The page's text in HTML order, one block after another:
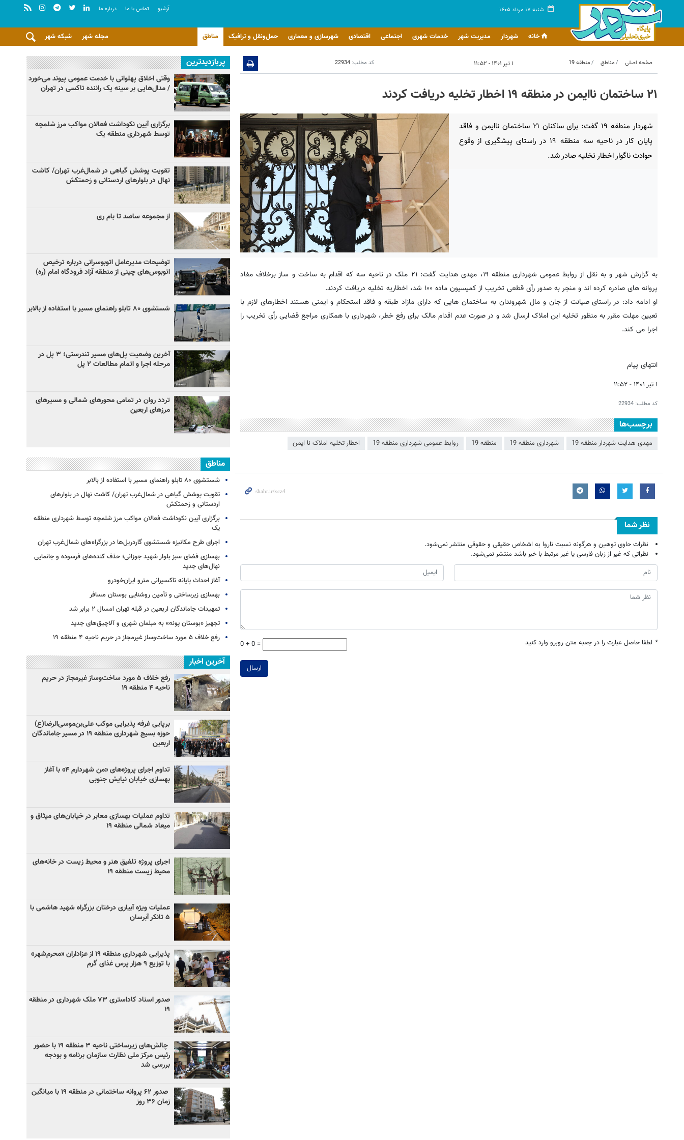
شنبه ۱۷ مرداد ۱۴۰۵ آرشيو تماس با ما درباره ما
خانه شهردار مدیریت شهر خدمات شهری اجتماعی اقتصادی شهرسازی و معماری حمل‌ونقل و ترافیک مناطق شبکه شهر مجله شهر
صفحه اصلی مناطق منطقه 19 ۱ تیر ۱۴۰۱ - ۱۱:۵۲ کد مطلب: 22934
۲۱ ساختمان ناایمن در منطقه ۱۹ اخطار تخلیه دریافت کردند
شهردار منطقه ۱۹ گفت: برای ساکنان ۲۱ ساختمان ناایمن و فاقد
پایان کار در ناحیه سه منطقه ۱۹ در راستای پیشگیری از وقوع
حوادث ناگوار اخطار تخلیه صادر شد.
به گزارش شهر و به نقل از روابط عمومی شهرداری منطقه ۱۹، مهدی هدایت گفت: ۲۱ ملک در ناحیه سه که اقدام به ساخت و ساز برخلاف مفاد
پروانه های صادره کرده اند و منجر به صدور رأی قطعی تخریب از کمیسیون ماده ۱۰۰ شد، اخطاریه تخلیه دریافت کردند.
او ادامه داد: در راستای صیانت از جان و مال شهروندان به ساختمان هایی که دارای مازاد طبقه و فاقد استحکام و ایمنی هستند اخطارهای لازم با
تعیین مهلت مقرر به منظور تخلیه این املاک ارسال شد و در صورت عدم اقدام مالک برای رفع خطر، شهرداری با همکاری مراجع قضایی رأی تخریب را
اجرا می کند.
انتهای پیام
۱ تیر ۱۴۰۱ - ۱۱:۵۲
کد مطلب: 22934
برچسب‌ها
مهدی هدایت شهردار منطقه 19 شهرداری منطقه 19 منطقه 19 روابط عمومی شهرداری منطقه 19 اخطار تخلیه املاک نا ایمن
نظر شما
نظرات حاوی توهین و هرگونه نسبت ناروا به اشخاص حقیقی و حقوقی منتشر نمی‌شود.
نظراتی که غیر از زبان فارسی یا غیر مرتبط با خبر باشد منتشر نمی‌شود.
* لطفا حاصل عبارت را در جعبه متن روبرو وارد کنید 0 + 0 =
ارسال
پربازدیدترین
وقتی اخلاق پهلوانی با خدمت عمومی پیوند می‌خورد
/ مدال‌هایی بر سینه یک راننده تاکسی در تهران
برگزاری آیین نکوداشت فعالان مواکب مرز شلمچه
توسط شهرداری منطقه یک
تقویت پوشش گیاهی در شمال‌غرب تهران/ کاشت
نهال در بلوارهای اردستانی و زحمتکش
از مجموعه ساصد تا بام ری
توضیحات مدیرعامل اتوبوسرانی درباره ترخیص
اتوبوس‌های چینی از منطقه آزاد فرودگاه امام (ره)
شستشوی ۸۰ تابلو راهنمای مسیر با استفاده از بالابر
آخرین وضعیت پل‌های مسیر تندرستی؛ ۳ پل در
مرحله اجرا و اتمام مطالعات ۲ پل
تردد روان در تمامی محورهای شمالی و مسیرهای
مرزهای اربعین
مناطق
شستشوی ۸۰ تابلو راهنمای مسیر با استفاده از بالابر
تقویت پوشش گیاهی در شمال‌غرب تهران/ کاشت نهال در بلوارهای
اردستانی و زحمتکش
برگزاری آیین نکوداشت فعالان مواکب مرز شلمچه توسط شهرداری منطقه
یک
اجرای طرح مکانیزه شستشوی گاردریل‌ها در بزرگراه‌های شمال‌غرب تهران
بهسازی فضای سبز بلوار شهید جوزانی؛ حذف کنده‌های فرسوده و جانمایی
نهال‌های جدید
آغاز احداث پایانه تاکسیرانی مترو ایران‌خودرو
بهسازی زیرساختی و تأمین روشنایی بوستان مسافر
تمهیدات جاماندگان اربعین در قبله تهران امسال ۲ برابر شد
تجهیز «بوستان پونه» به مبلمان شهری و آلاچیق‌های جدید
رفع خلاف ۵ مورد ساخت‌وساز غیرمجاز در حریم ناحیه ۴ منطقه ۱۹
آخرین اخبار
رفع خلاف ۵ مورد ساخت‌وساز غیرمجاز در حریم
ناحیه ۴ منطقه ۱۹
برپایی غرفه پذیرایی موکب علی‌بن‌موسی‌الرضا(ع)
حوزه بسیج شهرداری منطقه ۱۹ در مسیر جاماندگان
اربعین
تداوم اجرای پروژه‌های «من شهردارم ۴» با آغاز
بهسازی خیابان نیایش جنوبی
تداوم عملیات بهسازی معابر در خیابان‌های میثاق و
میعاد شمالی منطقه ۱۹
اجرای پروژه تلفیق هنر و محیط زیست در خانه‌های
محیط زیست منطقه ۱۹
عملیات ویژه آبیاری درختان بزرگراه شهید هاشمی با
۵ تانکر آبرسان
پذیرایی شهرداری منطقه ۱۹ از عزاداران «محرم‌شهر»
با توزیع ۹ هزار پرس غذای گرم
صدور اسناد کاداستری ۷۳ ملک شهرداری در منطقه
۱۹
چالش‌های زیرساختی ناحیه ۳ منطقه ۱۹ با حضور
رئیس مرکز ملی نظارت سازمان برنامه و بودجه
بررسی شد
صدور ۶۲ پروانه ساختمانی در منطقه ۱۹ با میانگین
زمان ۳۶ روز